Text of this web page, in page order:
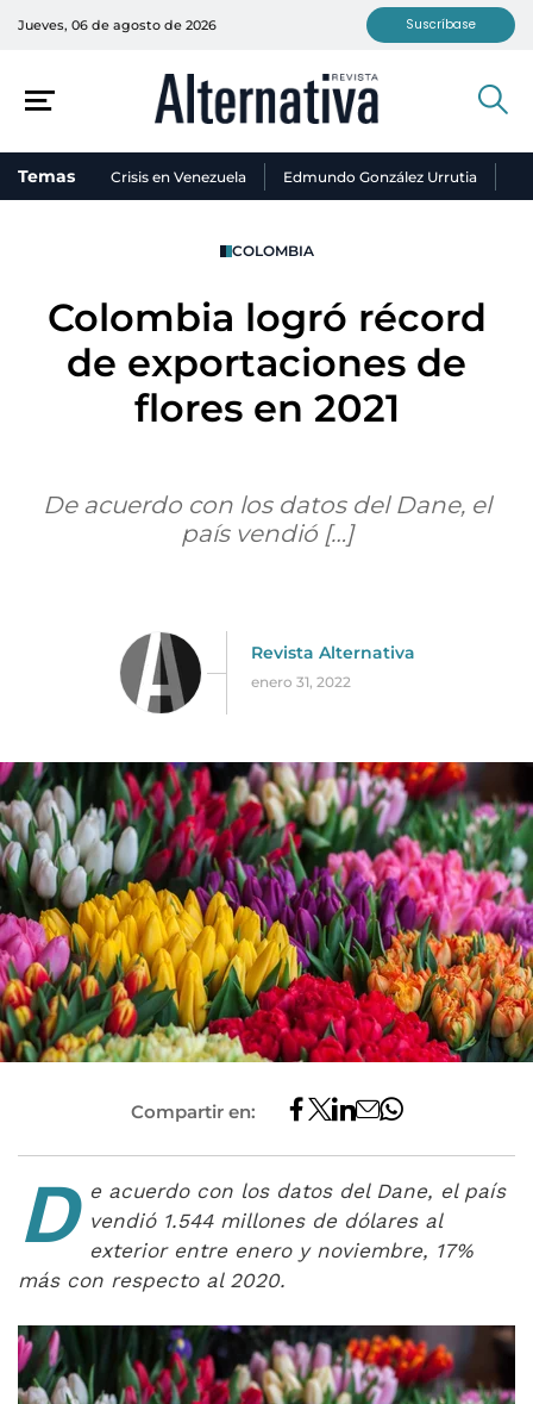
Jueves, 06 de agosto de 2026 Suscríbase
Temas Crisis en Venezuela Edmundo González Urrutia
COLOMBIA
Colombia logró récord
de exportaciones de
flores en 2021
De acuerdo con los datos del Dane, el
país vendió […]
Revista Alternativa
enero 31, 2022
Compartir en:
D e acuerdo con los datos del Dane, el país
vendió 1.544 millones de dólares al
exterior entre enero y noviembre, 17%
más con respecto al 2020.